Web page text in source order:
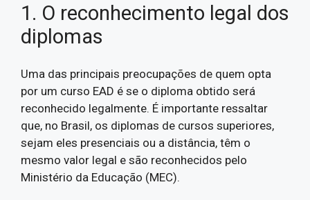
1. O reconhecimento legal dos
diplomas
Uma das principais preocupações de quem opta
por um curso EAD é se o diploma obtido será
reconhecido legalmente. É importante ressaltar
que, no Brasil, os diplomas de cursos superiores,
sejam eles presenciais ou a distância, têm o
mesmo valor legal e são reconhecidos pelo
Ministério da Educação (MEC).